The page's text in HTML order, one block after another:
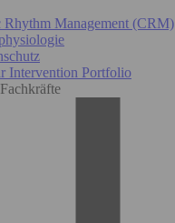
Rhythm Management (CRM)
Intervention Portfolio